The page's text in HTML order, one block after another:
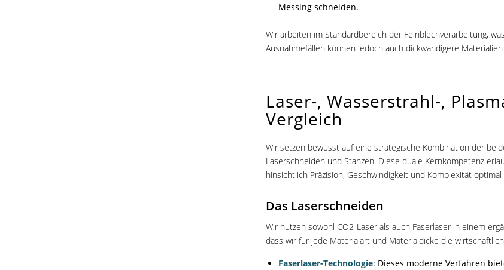
Messing schneiden.
Wir arbeiten im Standardbereich der Feinblechverarbeitung,
Ausnahmefällen können jedoch auch dickwandigere
Laser-, Wasserstrahl-,
Vergleich
Wir setzen bewusst auf eine strategische Kombination der
Laserschneiden und Stanzen. Diese duale Kernkompetenz
hinsichtlich Präzision, Geschwindigkeit und Komplexität
Das Laserschneiden
Wir nutzen sowohl CO2-Laser als auch Faserlaser in einem
dass wir für jede Materialart und Materialdicke die
Faserlaser-Technologie: Dieses moderne Verfahren